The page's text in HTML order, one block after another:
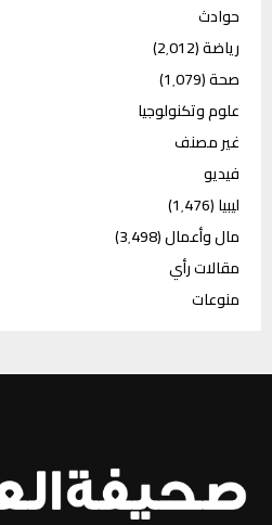
حوادث
رياضة(2٬012)
صحة(1٬079)
علوم وتكنولوجيا
غير مصنف
فيديو
ليبيا(1٬476)
مال وأعمال(3٬498)
مقالات رأي
منوعات